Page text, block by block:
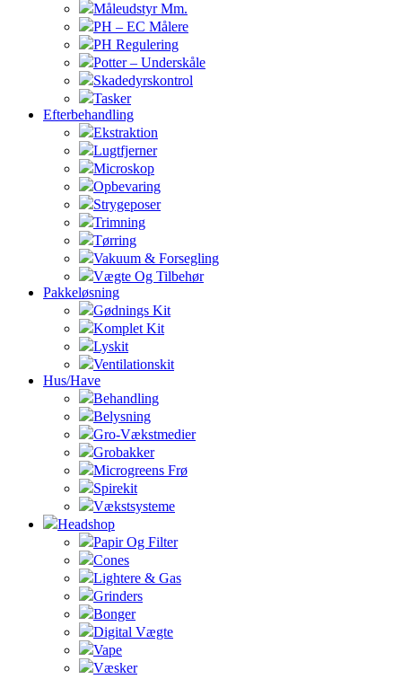
Måleudstyr Mm.
PH – EC Målere
PH Regulering
Potter – Underskåle
Skadedyrskontrol
Tasker
Efterbehandling
Ekstraktion
Lugtfjerner
Microskop
Opbevaring
Strygeposer
Trimning
Tørring
Vakuum & Forsegling
Vægte Og Tilbehør
Pakkeløsning
Gødnings Kit
Komplet Kit
Lyskit
Ventilationskit
Hus/Have
Behandling
Belysning
Gro-Vækstmedier
Grobakker
Microgreens Frø
Spirekit
Vækstsysteme
Headshop
Papir Og Filter
Cones
Lightere & Gas
Grinders
Bonger
Digital Vægte
Vape
Væsker